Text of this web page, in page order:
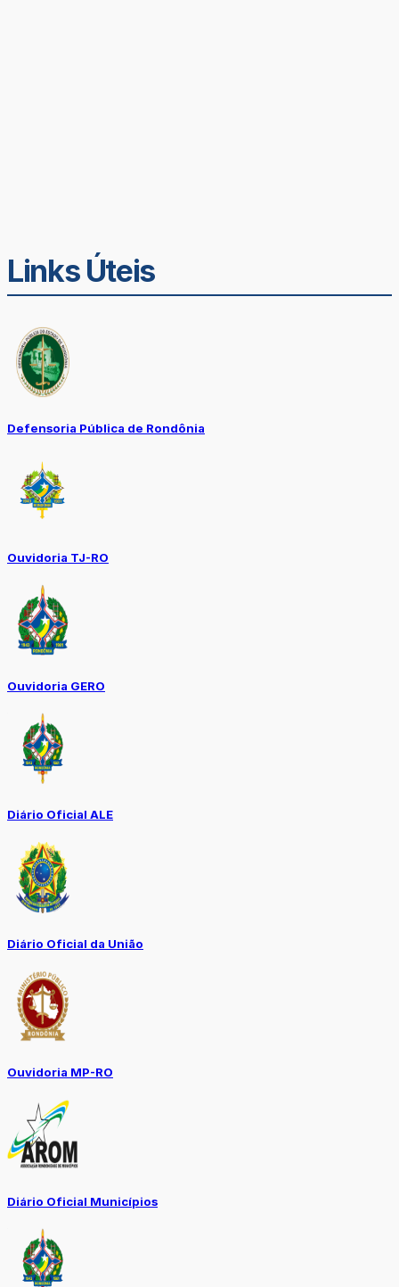
Links Úteis
Defensoria Pública de Rondônia
Ouvidoria TJ-RO
Ouvidoria GERO
Diário Oficial ALE
Diário Oficial da União
Ouvidoria MP-RO
Diário Oficial Municípios